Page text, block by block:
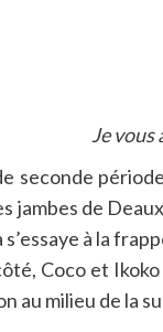
Je vous
seconde
jambes de
à la
Coco et
au milieu de la